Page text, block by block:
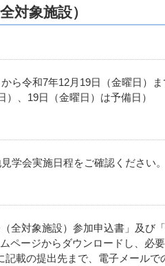
対象施設）
ら令和7年12月19日（金曜日）ま
）、19日（金曜日）は予備日）
学会実施日程をご確認ください。
全対象施設）参加申込書」及
ページからダウンロードし、必
記載の提出先まで、電子メール